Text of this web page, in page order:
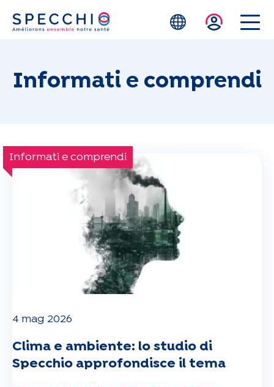
Skip to main content
Informati e comprendi
Informati e comprendi
4 mag 2026
Clima e ambiente: lo studio di
Specchio approfondisce il tema